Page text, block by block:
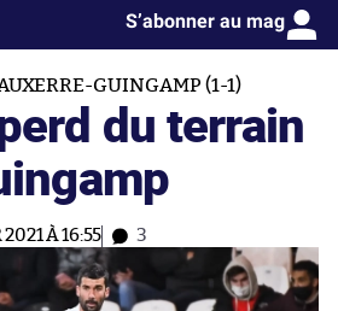
S’abonner au mag
GUINGAMP (1-1)
du terrain
2021 À 16:55 3